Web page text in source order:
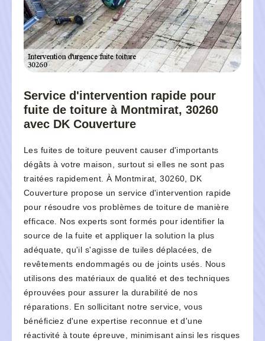
Service d'intervention rapide pour
fuite de toiture à Montmirat, 30260
avec DK Couverture
Les fuites de toiture peuvent causer d'importants
dégâts à votre maison, surtout si elles ne sont pas
traitées rapidement. À Montmirat, 30260, DK
Couverture propose un service d'intervention rapide
pour résoudre vos problèmes de toiture de manière
efficace. Nos experts sont formés pour identifier la
source de la fuite et appliquer la solution la plus
adéquate, qu'il s'agisse de tuiles déplacées, de
revêtements endommagés ou de joints usés. Nous
utilisons des matériaux de qualité et des techniques
éprouvées pour assurer la durabilité de nos
réparations. En sollicitant notre service, vous
bénéficiez d'une expertise reconnue et d'une
réactivité à toute épreuve, minimisant ainsi les risques